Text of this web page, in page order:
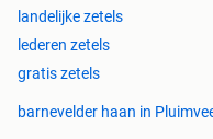
landelijke zetels
lederen zetels
gratis zetels
barnevelder haan in